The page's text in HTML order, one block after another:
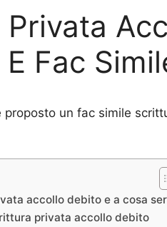
Fac
proposto un fac simile
accollo debito e a cosa
privata accollo debito